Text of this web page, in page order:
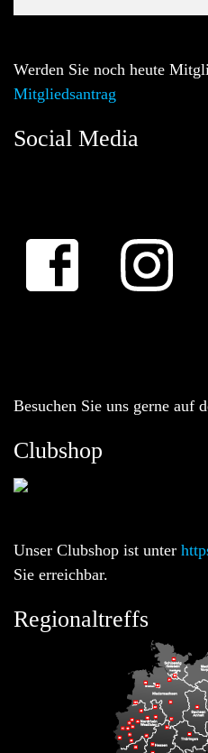
Werden Sie noch heute
Mitgliedsantrag
Social Media
Besuchen Sie uns gerne auf
Clubshop
Unser Clubshop ist unter
Sie erreichbar.
Regionaltreffs